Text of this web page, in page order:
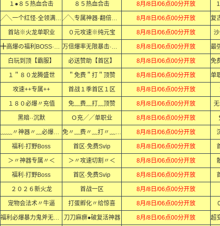
１●８５热血合击 ８５热血合击 8月/8日/06点00分开放
╱╲一个红怪·全领满·╱╲ ╱╲专属神器·翻倍爆·╱╲ 8月/8日/06点00分开放
首站※火龙单职业 ０元攻速※纯元宝 8月/8日/06点00分开放
╋高爆の福利BOSS·Ｘ·Ｘ 万倍爆率无限暴击·Ｘ·Ｘ 8月/8日/06点00分开放
白玩到顶【霸服】 必送赞助【首区】 8月/8日/06点00分开放
１＂８０龙腾盛世 ＂免费＂打＂顶赞 8月/8日/06点00分开放
攻速++专属++ 首战１季首区１区 8月/8日/06点00分开放
１８０必爆〃充值 免﹏费﹏打﹏顶赞 8月/8日/06点00分开放
黑暗··沉默 Ｏ充╱╱单职业 8月/8日/06点00分开放
﹏﹏〃神器〃﹏必爆〃充值﹏﹏ 免〃﹏费〃﹏打〃﹏顶〃﹏赞〃 8月/8日/06点00分开放
福利·打野Boss 首区·免费Svip 8月/8日/06点00分开放
＞〃神器专属〃＜ ＞〃攻速切割〃＜ 8月/8日/06点00分开放
福利·打野Boss 首区·免费Svip 8月/8日/06点00分开放
２０２６新火龙 首战一区 8月/8日/06点00分开放
宠物会法术〃牛逼 打蛋孵化〃给惊喜 8月/8日/06点00分开放
福利必爆暴力鬼斧无限刀 刀刀麻痹●破复活神器 8月/8日/06点00分开放